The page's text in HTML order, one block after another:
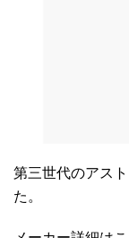
第三世代のアス
た。